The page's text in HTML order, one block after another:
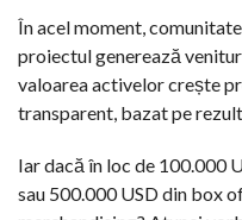
În acel moment,
proiectul generează
valoarea activelor crește
transparent, bazat pe
Iar dacă în loc de 100.000
sau 500.000 USD din box